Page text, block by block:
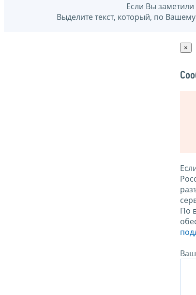
Если Вы
Выделите текст, который, по
×
По